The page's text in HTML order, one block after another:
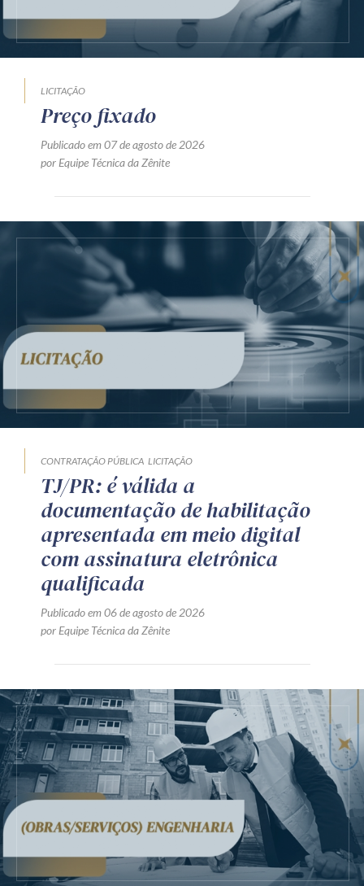
LICITAÇÃO
Preço fixado
Publicado em 07 de agosto de 2026
por Equipe Técnica da Zênite
CONTRATAÇÃO PÚBLICA LICITAÇÃO
TJ/PR: é válida a
documentação de habilitação
apresentada em meio digital
com assinatura eletrônica
qualificada
Publicado em 06 de agosto de 2026
por Equipe Técnica da Zênite